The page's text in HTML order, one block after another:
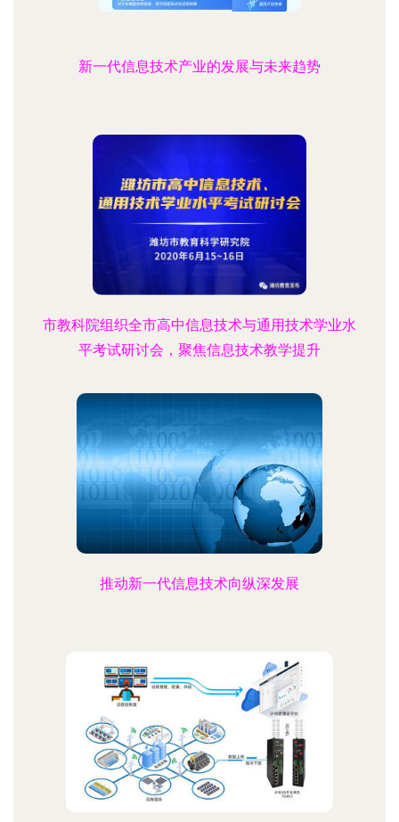
新一代信息技术产业的发展与未来趋势
市教科院组织全市高中信息技术与通用技术学业水
平考试研讨会，聚焦信息技术教学提升
推动新一代信息技术向纵深发展